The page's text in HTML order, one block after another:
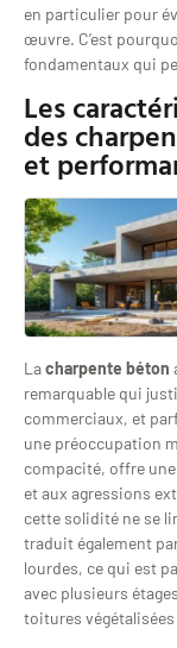
en particulier pour
œuvre. C’est
fondamentaux qui
Les
des
et
Lacharpente béton
remarquable qui
commerciaux, et
une préoccupation
compacité, offre
et aux agressions
cette solidité ne se
traduit également
lourdes, ce qui est
avec plusieurs
toitures